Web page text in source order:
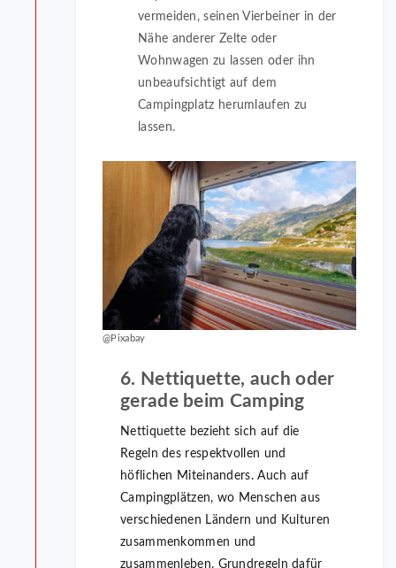
vermeiden, seinen Vierbeiner in der
Nähe anderer Zelte oder
Wohnwagen zu lassen oder ihn
unbeaufsichtigt auf dem
Campingplatz herumlaufen zu
lassen.
@Pixabay
6. Nettiquette, auch oder
gerade beim Camping
Nettiquette bezieht sich auf die
Regeln des respektvollen und
höflichen Miteinanders. Auch auf
Campingplätzen, wo Menschen aus
verschiedenen Ländern und Kulturen
zusammenkommen und
zusammenleben. Grundregeln dafür